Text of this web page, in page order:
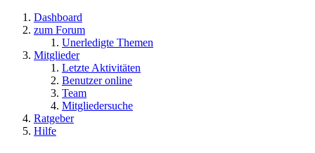
Dashboard
zum Forum
Unerledigte Themen
Mitglieder
Letzte Aktivitäten
Benutzer online
Team
Mitgliedersuche
Ratgeber
Hilfe